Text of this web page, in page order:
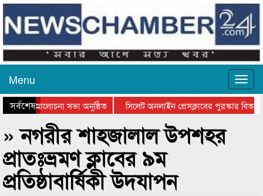
Menu
সর্বশেষআলোচনা সভা অনুষ্ঠিত
সিলেট অনলাইন প্রেসক্লাবের পুরস্কার
সভা ও সম্মাননা প্রদান
কানাইঘাটের কিশোর আহাদের খুনি
» নগরীর শাহজালাল উপশহর
প্রাতঃভ্রমণ ক্লাবের ৯ম
প্রতিষ্ঠাবার্ষিকী উদযাপন